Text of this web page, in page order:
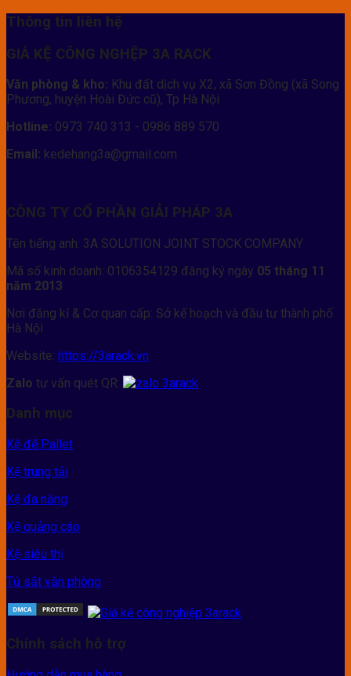
Thông tin liên hệ
GIÁ KỆ CÔNG NGHỆP 3A RACK
Văn phòng & kho: Khu đất dịch vụ X2, xã Sơn Đồng (xã Song
Phương, huyện Hoài Đức cũ), Tp Hà Nội
Hotline: 0973 740 313 - 0986 889 570
Email: kedehang3a@gmail.com
CÔNG TY CỔ PHẦN GIẢI PHÁP 3A
Tên tiếng anh: 3A SOLUTION JOINT STOCK COMPANY
Mã số kinh doanh: 0106354129 đăng ký ngày 05 tháng 11
năm 2013
Nơi đăng kí & Cơ quan cấp: Sở kế hoạch và đầu tư thành phố
Hà Nội
Website: https://3arack.vn
Zalo tư vấn quét QR:
Danh mục
Kệ để Pallet
Kệ trung tải
Kệ đa năng
Kệ quảng cáo
Kệ siêu thị
Tủ sắt văn phòng
Chính sách hỗ trợ